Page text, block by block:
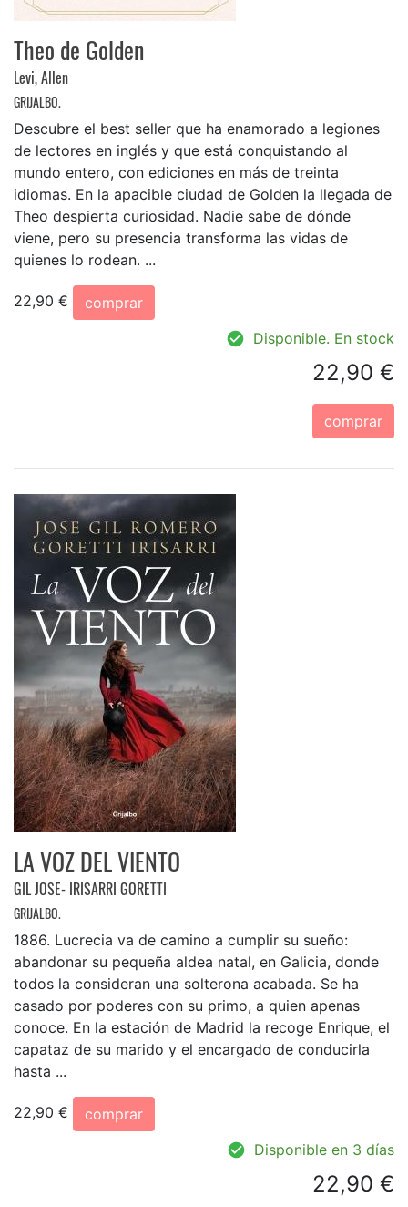
Theo de Golden
Levi, Allen
GRIJALBO.
Descubre el best seller que ha enamorado a legiones
de lectores en inglés y que está conquistando al
mundo entero, con ediciones en más de treinta
idiomas. En la apacible ciudad de Golden la llegada de
Theo despierta curiosidad. Nadie sabe de dónde
viene, pero su presencia transforma las vidas de
quienes lo rodean. ...
22,90 €
comprar
Disponible. En stock
22,90 €
comprar
LA VOZ DEL VIENTO
GIL JOSE- IRISARRI GORETTI
GRIJALBO.
1886. Lucrecia va de camino a cumplir su sueño:
abandonar su pequeña aldea natal, en Galicia, donde
todos la consideran una solterona acabada. Se ha
casado por poderes con su primo, a quien apenas
conoce. En la estación de Madrid la recoge Enrique, el
capataz de su marido y el encargado de conducirla
hasta ...
22,90 €
comprar
Disponible en 3 días
22,90 €